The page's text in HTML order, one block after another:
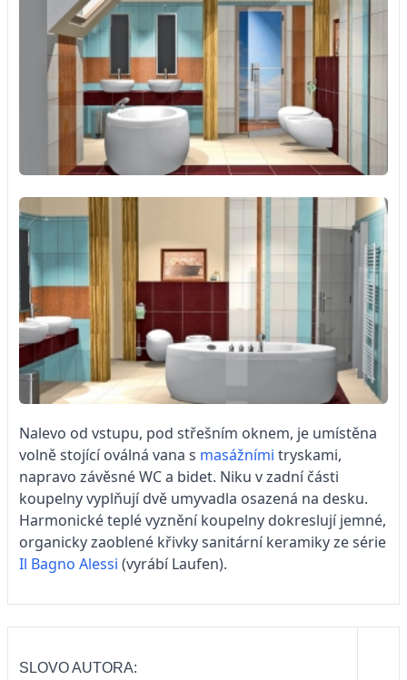
Nalevo od vstupu, pod střešním oknem, je umístěna
volně stojící oválná vana s masážními tryskami,
napravo závěsné WC a bidet. Niku v zadní části
koupelny vyplňují dvě umyvadla osazená na desku.
Harmonické teplé vyznění koupelny dokreslují jemné,
organicky zaoblené křivky sanitární keramiky ze série
Il Bagno Alessi (vyrábí Laufen).
SLOVO AUTORA: